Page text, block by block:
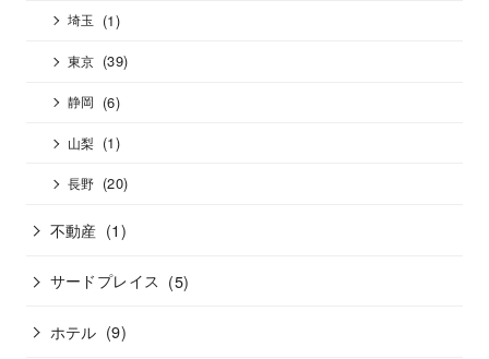
埼玉 (1)
東京 (39)
静岡 (6)
山梨 (1)
長野 (20)
不動産 (1)
サードプレイス (5)
ホテル (9)